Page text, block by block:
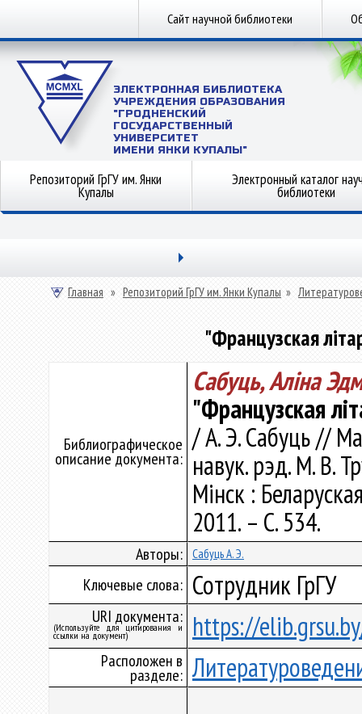
Сайт научной библиотеки
ЭЛЕКТРОННАЯ БИБЛИОТЕКА
УЧРЕЖДЕНИЯ ОБРАЗОВАНИЯ
"ГРОДНЕНСКИЙ
ГОСУДАРСТВЕННЫЙ
УНИВЕРСИТЕТ
ИМЕНИ ЯНКИ КУПАЛЫ"
Репозиторий ГрГУ им. Янки
Купалы
Электронный каталог
библиотеки
Главная » Репозиторий ГрГУ им. Янки Купалы »
"Французская
Библиографическое
описание документа:
Сабуць, Аліна
"Французская
/ А. Э. Сабуць //
навук. рэд. М. В.
Мінск :
2011. – С. 534.
Авторы: Сабуць А. Э.
Ключевые слова: Сотрудник ГрГУ
URI документа:
(Используйте для цитирования и
ссылки на документ) https://
Расположен в
разделе: